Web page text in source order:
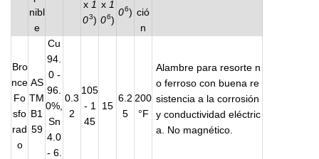
nibl
e
x 1
03)
x 1
06)
06) ció
n
Bro
nce
Fo
sfo
rad
o
AS
TM
B1
59
Cu
94.
0 -
96.
0%,
Sn
4.0
- 6.
0.3
2
105
- 1
45
15
6.2
5
200
°F
Alambre para resorte n
o ferroso con buena re
sistencia a la corrosión
y conductividad eléctric
a. No magnético.